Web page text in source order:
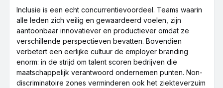
Inclusie is een echt concurrentievoordeel. Teams waarin
alle leden zich veilig en gewaardeerd voelen, zijn
aantoonbaar innovatiever en productiever omdat ze
verschillende perspectieven bevatten. Bovendien
verbetert een eerlijke cultuur de employer branding
enorm: in de strijd om talent scoren bedrijven die
maatschappelijk verantwoord ondernemen punten. Non-
discriminatoire zones verminderen ook het ziekteverzuim